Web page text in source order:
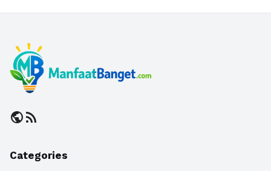
publicrss_feed
Categories